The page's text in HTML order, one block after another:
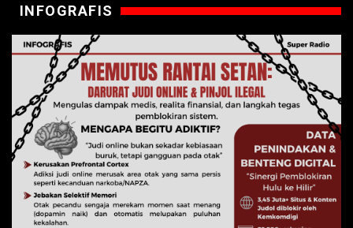
INFOGRAFIS